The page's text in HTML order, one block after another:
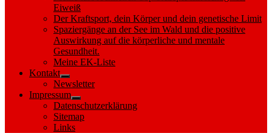
Eiweiß
Der Kraftsport, dein Körper und dein genetische Limit
Spaziergänge an der See im Wald und die positive
Auswirkung auf die körperliche und mentale
Gesundheit.
Meine EK-Liste
Kontakt
Show
sub
menu
Newsletter
Impressum
Show
sub
menu
Datenschutzerklärung
Sitemap
Links